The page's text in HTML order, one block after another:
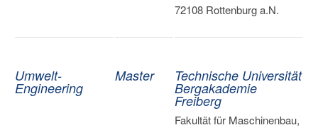
72108 Rottenburg a.N.
Umwelt-
Engineering
Master Technische Universität
Bergakademie
Freiberg
Fakultät für Maschinenbau,